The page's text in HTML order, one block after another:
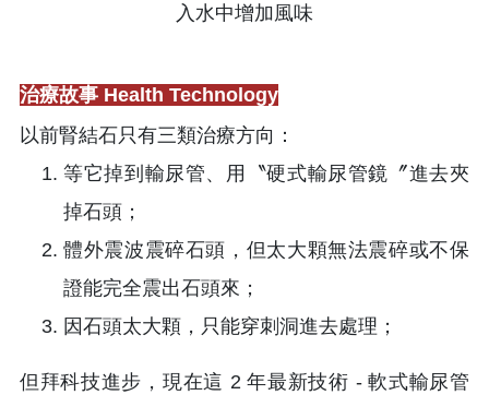
入水中增加風味
治療故事 Health Technology
以前腎結石只有三類治療方向：
等它掉到輸尿管、用〝硬式輸尿管鏡〞進去夾
掉石頭；
體外震波震碎石頭，但太大顆無法震碎或不保
證能完全震出石頭來；
因石頭太大顆，只能穿刺洞進去處理；
但拜科技進步，現在這 2 年最新技術 - 軟式輸尿管